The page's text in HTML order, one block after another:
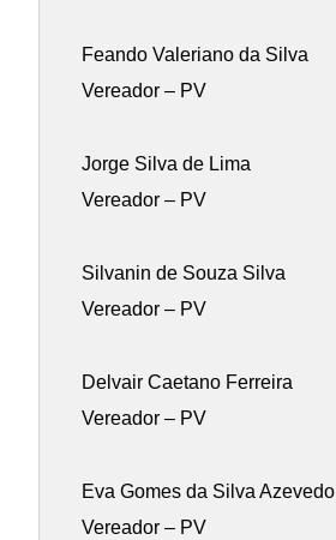
Feando Valeriano da Silva
Vereador – PV
Jorge Silva de Lima
Vereador – PV
Silvanin de Souza Silva
Vereador – PV
Delvair Caetano Ferreira
Vereador – PV
Eva Gomes da Silva Azevedo
Vereador – PV